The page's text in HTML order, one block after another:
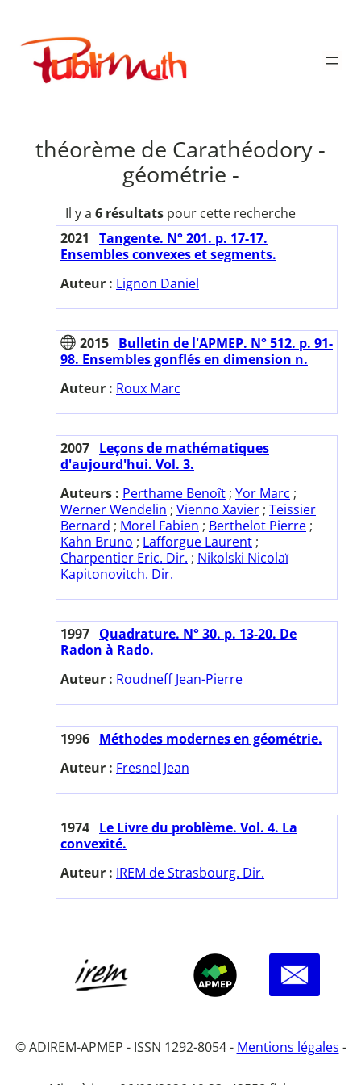
contenu
Publimath
théorème de Carathéodory -
géométrie -
Il y a 6 résultats pour cette recherche
2021
Tangente. N° 201. p. 17-17.
Ensembles convexes et segments.
Auteur : Lignon Daniel
2015 Bulletin de l'APMEP. N° 512. p. 91-
98. Ensembles gonflés en dimension n.
Auteur : Roux Marc
2007 Leçons de mathématiques
d'aujourd'hui. Vol. 3.
Auteurs : Perthame Benoît ; Yor Marc ;
Werner Wendelin ; Vienno Xavier ; Teissier
Bernard ; Morel Fabien ; Berthelot Pierre ;
Kahn Bruno ; Lafforgue Laurent ;
Charpentier Eric. Dir. ; Nikolski Nicolaï
Kapitonovitch. Dir.
1997 Quadrature. N° 30. p. 13-20. De
Radon à Rado.
Auteur : Roudneff Jean-Pierre
1996 Méthodes modernes en géométrie.
Auteur : Fresnel Jean
1974 Le Livre du problème. Vol. 4. La
convexité.
Auteur : IREM de Strasbourg. Dir.
© ADIREM-APMEP - ISSN 1292-8054 - Mentions légales -